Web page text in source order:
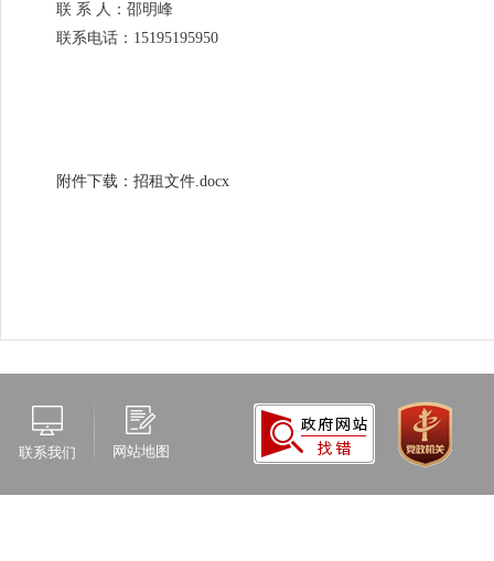
联 系 人：邵明峰
联系电话：15195195950
附件下载：招租文件.docx
联系我们 网站地图